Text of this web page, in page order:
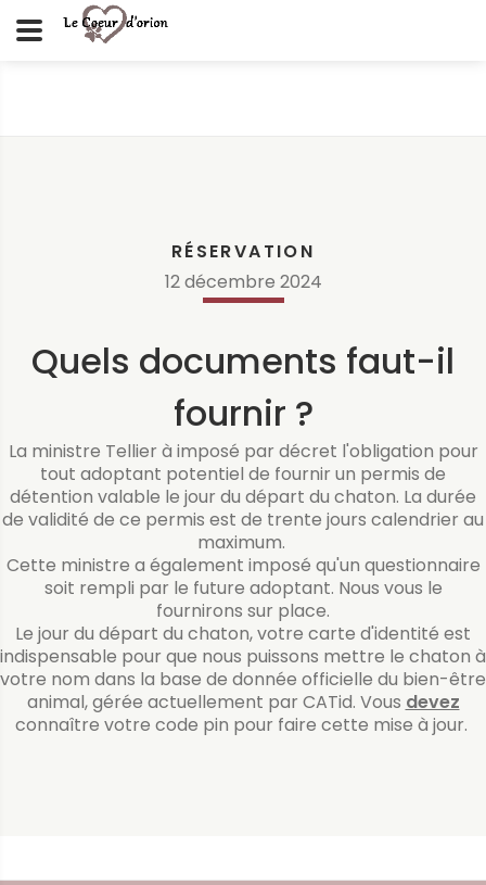
RÉSERVATION
12décembre 2024
Quels documents faut-il
fournir ?
La ministre Tellier à imposé par décret l'obligation pour
tout adoptant potentiel de fournir un permis de
détention valable le jour du départ du chaton. La durée
de validité de ce permis est de trente jours calendrier au
maximum.
Cette ministre a également imposé qu'un questionnaire
soit rempli par le future adoptant. Nous vous le
fournirons sur place.
Le jour du départ du chaton, votre carte d'identité est
indispensable pour que nous puissons mettre le chaton à
votre nom dans la base de donnée officielle du bien-être
animal, gérée actuellement par CATid. Vous devez
connaître votre code pin pour faire cette mise à jour.